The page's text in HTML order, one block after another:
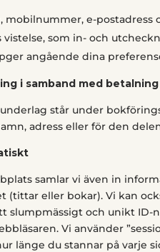
e-postadress
som in- och
angående dina
i samband med betalning
står under
adress eller för den
samlar vi även in
(tittar eller bokar). Vi kan
och unikt ID-
Vi använder
länge du stannar på varje